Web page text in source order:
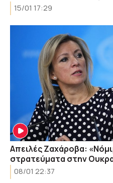
15/01 17:29
Απειλές Ζαχάροβα:
στρατεύματα στην
08/01 22:37